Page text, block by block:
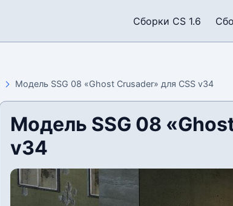
Сборки CS 1.6
Модель SSG 08 «Ghost Crusader» для CSS v34
Модель SSG 08
v34